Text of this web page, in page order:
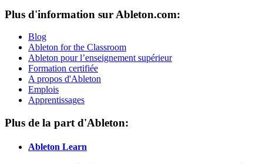
Plus d'information sur Ableton.com:
Blog
Ableton for the Classroom
Ableton pour l’enseignement supérieur
Formation certifiée
A propos d'Ableton
Emplois
Apprentissages
Plus de la part d'Ableton:
Ableton Learn